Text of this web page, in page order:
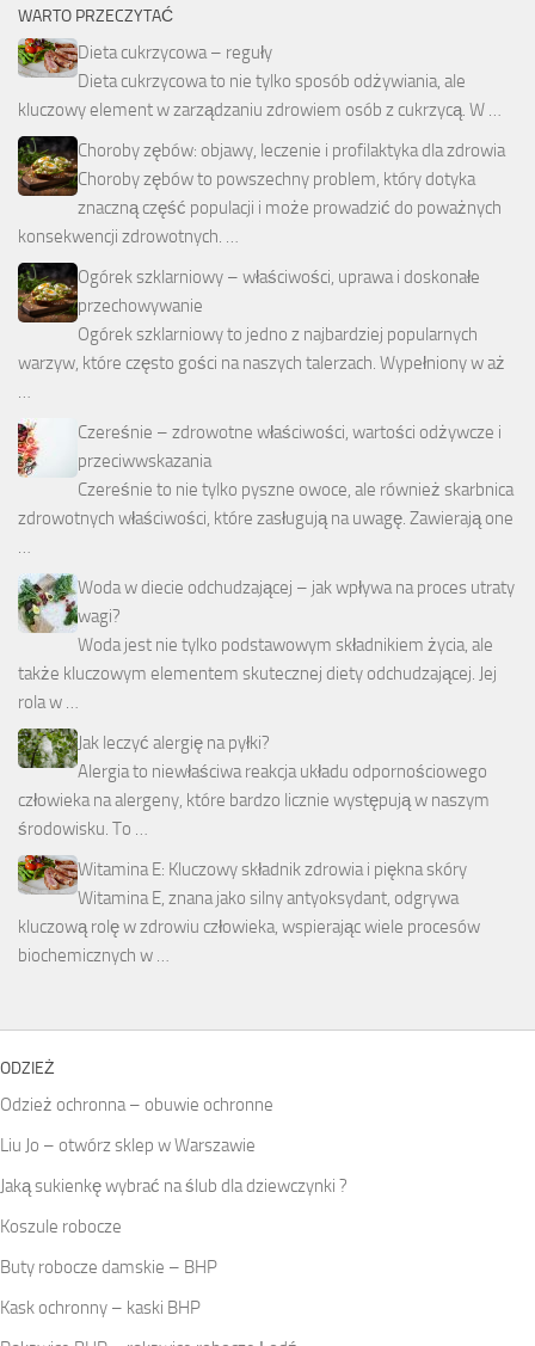
WARTO PRZECZYTAĆ
Dieta cukrzycowa – reguły
Dieta cukrzycowa to nie tylko sposób odżywiania, ale
kluczowy element w zarządzaniu zdrowiem osób z cukrzycą. W …
Choroby zębów: objawy, leczenie i profilaktyka dla zdrowia
Choroby zębów to powszechny problem, który dotyka
znaczną część populacji i może prowadzić do poważnych
konsekwencji zdrowotnych. …
Ogórek szklarniowy – właściwości, uprawa i doskonałe
przechowywanie
Ogórek szklarniowy to jedno z najbardziej popularnych
warzyw, które często gości na naszych talerzach. Wypełniony w aż
…
Czereśnie – zdrowotne właściwości, wartości odżywcze i
przeciwwskazania
Czereśnie to nie tylko pyszne owoce, ale również skarbnica
zdrowotnych właściwości, które zasługują na uwagę. Zawierają one
…
Woda w diecie odchudzającej – jak wpływa na proces utraty
wagi?
Woda jest nie tylko podstawowym składnikiem życia, ale
także kluczowym elementem skutecznej diety odchudzającej. Jej
rola w …
Jak leczyć alergię na pyłki?
Alergia to niewłaściwa reakcja układu odpornościowego
człowieka na alergeny, które bardzo licznie występują w naszym
środowisku. To …
Witamina E: Kluczowy składnik zdrowia i piękna skóry
Witamina E, znana jako silny antyoksydant, odgrywa
kluczową rolę w zdrowiu człowieka, wspierając wiele procesów
biochemicznych w …
ODZIEŻ
Odzież ochronna – obuwie ochronne
Liu Jo – otwórz sklep w Warszawie
Jaką sukienkę wybrać na ślub dla dziewczynki ?
Koszule robocze
Buty robocze damskie – BHP
Kask ochronny – kaski BHP